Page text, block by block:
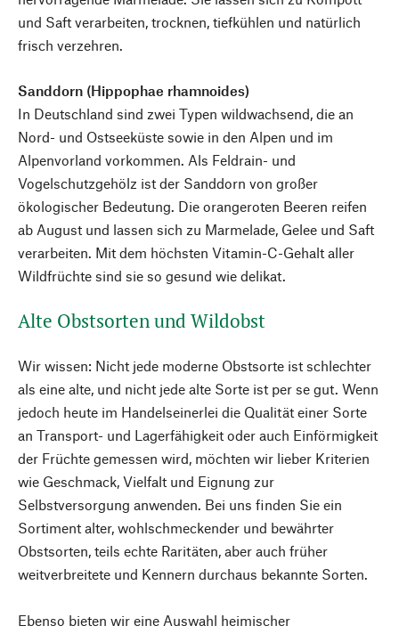
und Saft verarbeiten, trocknen, tiefkühlen und natürlich
frisch verzehren.
Sanddorn (Hippophae rhamnoides)
In Deutschland sind zwei Typen wildwachsend, die an
Nord- und Ostseeküste sowie in den Alpen und im
Alpenvorland vorkommen. Als Feldrain- und
Vogelschutzgehölz ist der Sanddorn von großer
ökologischer Bedeutung. Die orangeroten Beeren reifen
ab August und lassen sich zu Marmelade, Gelee und Saft
verarbeiten. Mit dem höchsten Vitamin-C-Gehalt aller
Wildfrüchte sind sie so gesund wie delikat.
Alte Obstsorten und Wildobst
Wir wissen: Nicht jede moderne Obstsorte ist schlechter
als eine alte, und nicht jede alte Sorte ist per se gut. Wenn
jedoch heute im Handelseinerlei die Qualität einer Sorte
an Transport- und Lagerfähigkeit oder auch Einförmigkeit
der Früchte gemessen wird, möchten wir lieber Kriterien
wie Geschmack, Vielfalt und Eignung zur
Selbstversorgung anwenden. Bei uns finden Sie ein
Sortiment alter, wohlschmeckender und bewährter
Obstsorten, teils echte Raritäten, aber auch früher
weitverbreitete und Kennern durchaus bekannte Sorten.
Ebenso bieten wir eine Auswahl heimischer